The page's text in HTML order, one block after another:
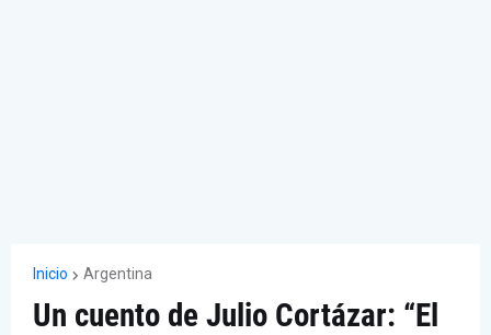
Inicio Argentina
Un cuento de Julio Cortázar: “El